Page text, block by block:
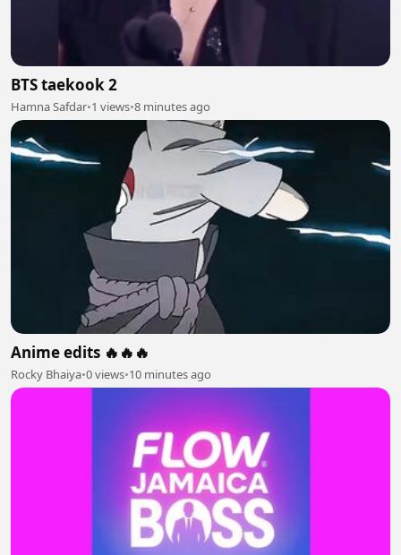
BTS taekook 2
Hamna Safdar•1 views•8 minutes ago
Anime edits 🔥🔥🔥
Rocky Bhaiya•0 views•10 minutes ago